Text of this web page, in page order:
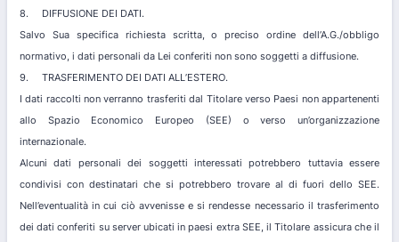
8. DIFFUSIONE DEI DATI.
Salvo Sua specifica richiesta scritta, o preciso ordine dell’A.G./obbligo
normativo, i dati personali da Lei conferiti non sono soggetti a diffusione.
9. TRASFERIMENTO DEI DATI ALL’ESTERO.
I dati raccolti non verranno trasferiti dal Titolare verso Paesi non appartenenti
allo Spazio Economico Europeo (SEE) o verso un’organizzazione
internazionale.
Alcuni dati personali dei soggetti interessati potrebbero tuttavia essere
condivisi con destinatari che si potrebbero trovare al di fuori dello SEE.
Nell’eventualità in cui ciò avvenisse e si rendesse necessario il trasferimento
dei dati conferiti su server ubicati in paesi extra SEE, il Titolare assicura che il